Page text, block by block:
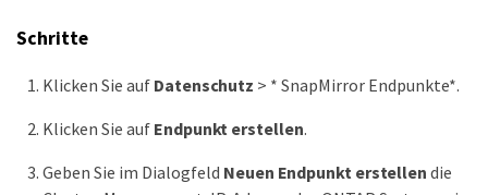
Schritte
Klicken Sie auf Datenschutz > * SnapMirror Endpunkte*.
Klicken Sie auf Endpunkt erstellen.
Geben Sie im Dialogfeld Neuen Endpunkt erstellen die